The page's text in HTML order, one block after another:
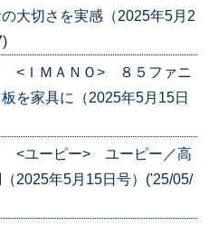
大切さを実感（2025年5月2
<ＩＭＡＮＯ> ８５ファニ
を家具に（2025年5月15日
<ユーピー> ユーピー／高
2025年5月15日号）('25/05/